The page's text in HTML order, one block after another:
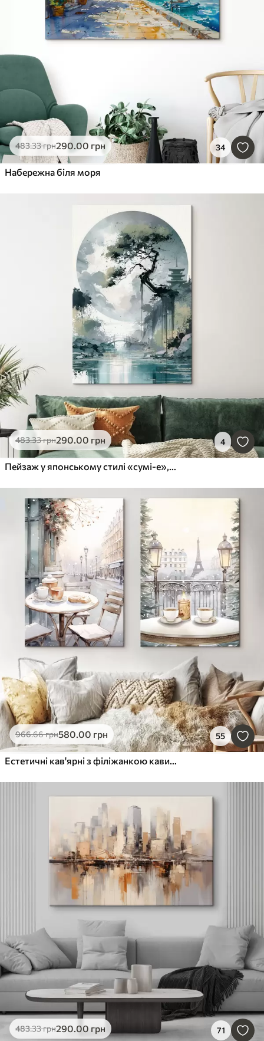
483.33грн290.00 грн 34
Набережна біля моря
483.33грн290.00 грн 4
Пейзаж у японському стилі «сумі-е», на якому зображено струнку сосну, міст і пагоду на тлі спокійних вод
966.66грн580.00 грн 55
Естетичні кав'ярні з філіжанкою кави, вулиця Парижа, зима, архітектура
483.33грн290.00 грн 71